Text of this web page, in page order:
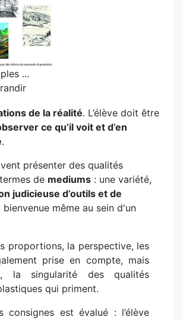
...
de la réalité. L’élève doit être
ce qu’il voit et d’en
.
présenter des qualités
de mediums : une variété,
judicieuse d’outils et de
bienvenue même au sein d'un
proportions, la perspective, les
prise en compte, mais
, la singularité des qualités
qui priment.
consignes est évalué : l’élève